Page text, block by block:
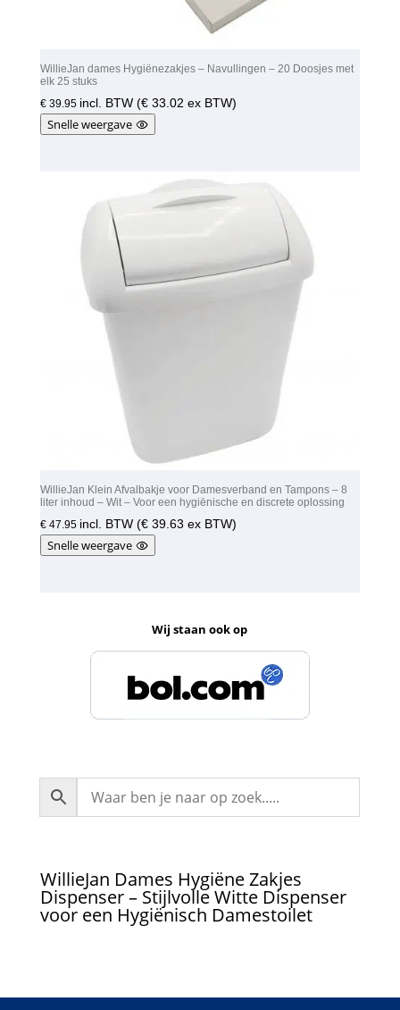
WillieJan dames Hygiënezakjes – Navullingen – 20 Doosjes met
elk 25 stuks
€39.95 incl. BTW (€33.02 ex BTW)
Snelle weergave
WillieJan Klein Afvalbakje voor Damesverband en Tampons – 8
liter inhoud – Wit – Voor een hygiënische en discrete oplossing
€47.95 incl. BTW (€39.63 ex BTW)
Snelle weergave
Wij staan ook op
WillieJan Dames Hygiëne Zakjes
Dispenser – Stijlvolle Witte Dispenser
voor een Hygiënisch Damestoilet